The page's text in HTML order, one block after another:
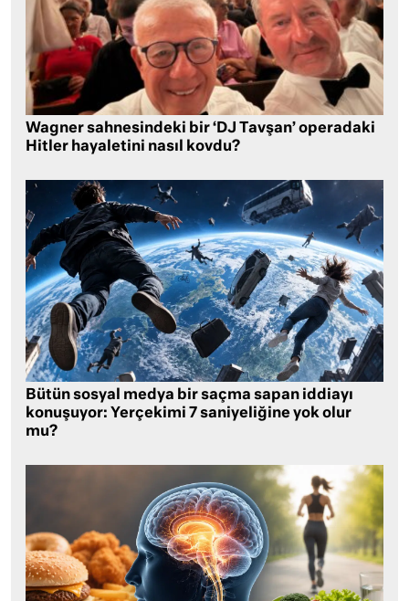
Wagner sahnesindeki bir ‘DJ Tavşan’ operadaki
Hitler hayaletini nasıl kovdu?
Bütün sosyal medya bir saçma sapan iddiayı
konuşuyor: Yerçekimi 7 saniyeliğine yok olur
mu?